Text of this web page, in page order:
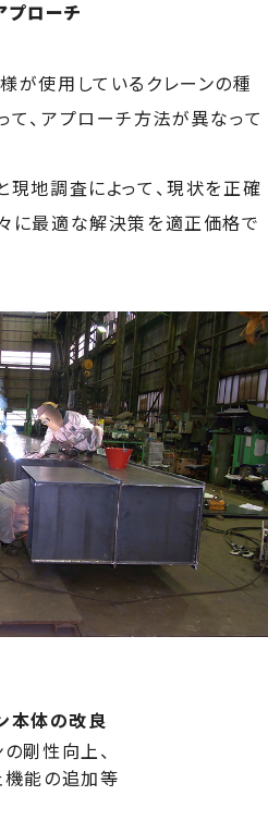
プローチ
が使用しているクレーンの種
て、アプローチ方法が異なって
現地調査によって、現状を正確
に最適な解決策を適正価格で
本体の改良
剛性向上、
能の追加等